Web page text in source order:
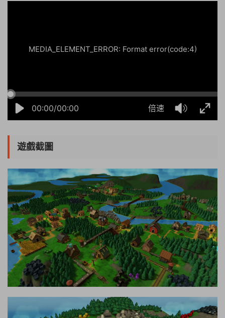
00:00/00:00 倍速
MEDIA_ELEMENT_ERROR: Format error(code:4)
遊戲截圖